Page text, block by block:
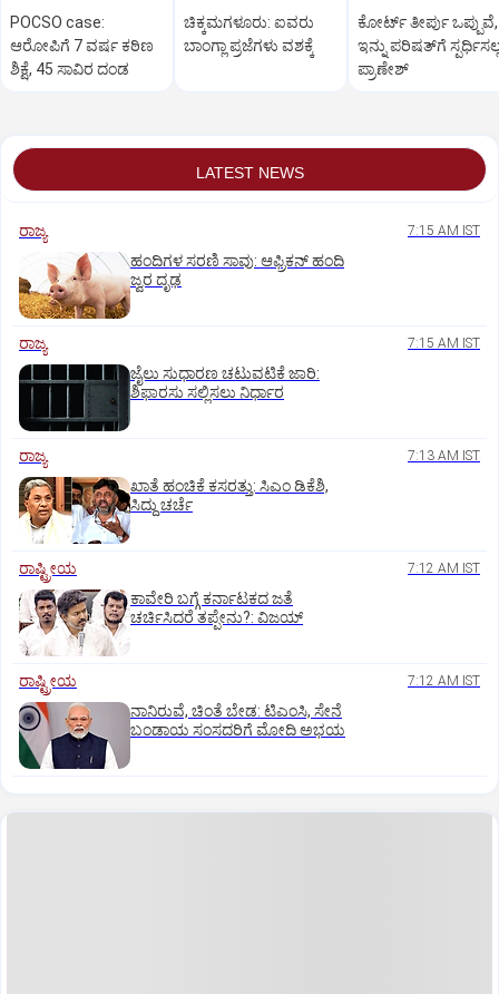
POCSO case:
ಆರೋಪಿಗೆ 7 ವರ್ಷ ಕಠಿಣ
ಶಿಕ್ಷೆ, 45 ಸಾವಿರ ದಂಡ
ಚಿಕ್ಕಮಗಳೂರು: ಐವರು
ಬಾಂಗ್ಲಾ ಪ್ರಜೆಗಳು ವಶಕ್ಕೆ
ಕೋರ್ಟ್‌ ತೀರ್ಪು ಒಪ್ಪುವೆ,
ಇನ್ನು ಪರಿಷತ್‌ಗೆ
ಪ್ರಾಣೇಶ್‌
LATEST NEWS
ರಾಜ್ಯ 7:15 AM IST
ಹಂದಿಗಳ ಸರಣಿ ಸಾವು: ಆಫ್ರಿಕನ್‌ ಹಂದಿ
ಜ್ವರ ದೃಢ
ರಾಜ್ಯ 7:15 AM IST
ಜೈಲು ಸುಧಾರಣ ಚಟುವಟಿಕೆ ಜಾರಿ:
ಶಿಫಾರಸು ಸಲ್ಲಿಸಲು ನಿರ್ಧಾರ
ರಾಜ್ಯ 7:13 AM IST
ಖಾತೆ ಹಂಚಿಕೆ ಕಸರತ್ತು: ಸಿಎಂ ಡಿಕೆಶಿ,
ಸಿದ್ದು ಚರ್ಚೆ
ರಾಷ್ಟ್ರೀಯ 7:12 AM IST
ಕಾವೇರಿ ಬಗ್ಗೆ ಕರ್ನಾಟಕದ ಜತೆ
ಚರ್ಚಿಸಿದರೆ ತಪ್ಪೇನು?: ವಿಜಯ್‌
ರಾಷ್ಟ್ರೀಯ 7:12 AM IST
ನಾನಿರುವೆ, ಚಿಂತೆ ಬೇಡ: ಟಿಎಂಸಿ, ಸೇನೆ
ಬಂಡಾಯ ಸಂಸದರಿಗೆ ಮೋದಿ ಅಭಯ